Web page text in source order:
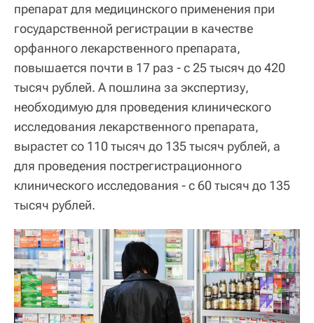
препарат для медицинского применения при
государственной регистрации в качестве
орфанного лекарственного препарата,
повышается почти в 17 раз - с 25 тысяч до 420
тысяч рублей. А пошлина за экспертизу,
необходимую для проведения клинического
исследования лекарственного препарата,
вырастет со 110 тысяч до 135 тысяч рублей, а
для проведения пострегистрационного
клинического исследования - с 60 тысяч до 135
тысяч рублей.